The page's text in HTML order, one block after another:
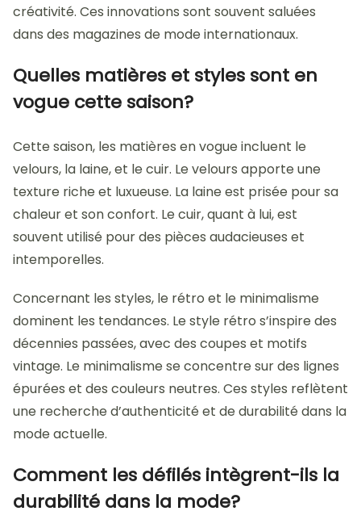
créativité. Ces innovations sont souvent saluées
dans des magazines de mode internationaux.
Quelles matières et styles sont en
vogue cette saison?
Cette saison, les matières en vogue incluent le
velours, la laine, et le cuir. Le velours apporte une
texture riche et luxueuse. La laine est prisée pour sa
chaleur et son confort. Le cuir, quant à lui, est
souvent utilisé pour des pièces audacieuses et
intemporelles.
Concernant les styles, le rétro et le minimalisme
dominent les tendances. Le style rétro s’inspire des
décennies passées, avec des coupes et motifs
vintage. Le minimalisme se concentre sur des lignes
épurées et des couleurs neutres. Ces styles reflètent
une recherche d’authenticité et de durabilité dans la
mode actuelle.
Comment les défilés intègrent-ils la
durabilité dans la mode?